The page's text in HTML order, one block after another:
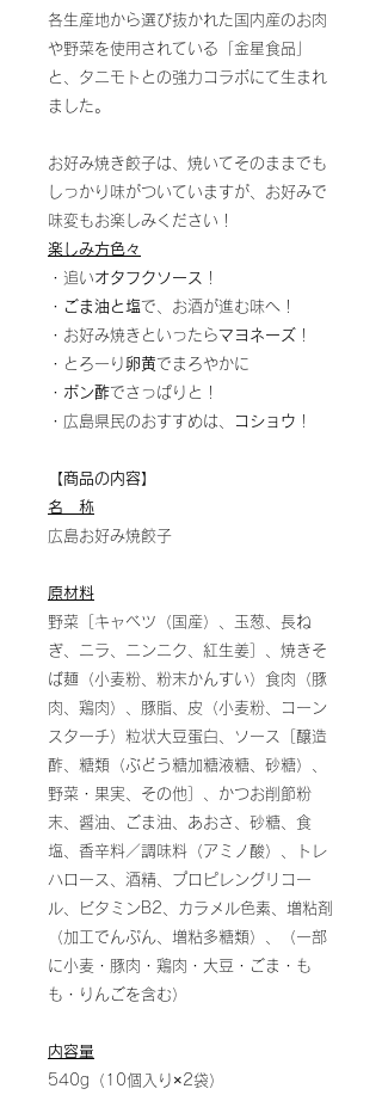
各生産地から選び抜かれた国内産のお肉
や野菜を使用されている「金星食品」
と、タニモトとの強力コラボにて生まれ
ました。
お好み焼き餃子は、焼いてそのままでも
しっかり味がついていますが、お好みで
味変もお楽しみください！
楽しみ方色々
・追いオタフクソース
！
・ ごま油と塩で、お酒が進む味へ！
・お好み焼きといったらマヨネーズ ！
・とろーり卵黄でまろやかに
・ ポン酢でさっぱりと！
・広島県民のおすすめは、
コショウ ！
【商品の内容】
名 称
広島お好み焼餃子
原材料
野菜［キャベツ（国産）、玉葱、長ね
ぎ、ニラ、ニンニク、紅生姜］、焼きそ
ば麺（小麦粉、粉末かんすい）食肉（豚
肉、鶏肉）、豚脂、皮（小麦粉、コーン
スターチ）粒状大豆蛋白、ソース［醸造
酢、糖類（ぶどう糖加糖液糖、砂糖）、
野菜・果実、その他］、かつお削節粉
末、醤油、ごま油、あおさ、砂糖、食
塩、香辛料／調味料（アミノ酸）、トレ
ハロース、酒精、プロピレングリコー
ル、ビタミンB2、カラメル色素、増粘剤
（加工でんぷん、増粘多糖類）、（一部
に小麦・豚肉・鶏肉・大豆・ごま・も
も・りんごを含む）
内容量
540g（10個入り×2袋）